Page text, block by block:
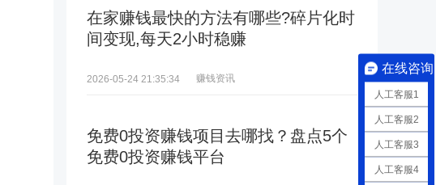
在家赚钱最快的方法有哪些?碎片化时
间变现,每天2小时稳赚
2026-05-24 21:35:34 赚钱资讯
免费0投资赚钱项目去哪找？盘点5个
免费0投资赚钱平台
在线咨询
人工客服1
人工客服2
人工客服3
人工客服4